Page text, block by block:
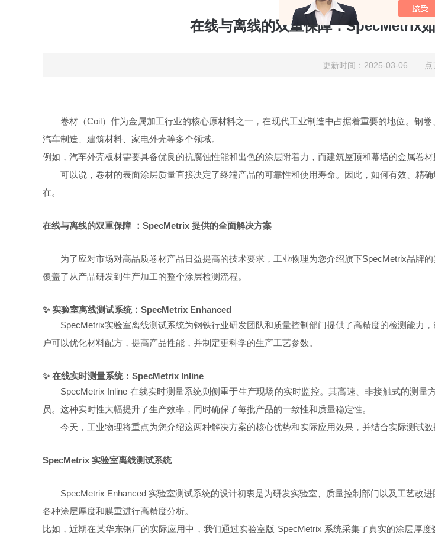
在线与离线的双重保障：SpecMetrix
更新时间：2025-03-06 点
卷材（Coil）作为金属加工行业的核心原材料之一，在现代工业制造中占据着重要的地位。钢
汽车制造、建筑材料、家电外壳等多个领域。
例如，汽车外壳板材需要具备优良的抗腐蚀性能和出色的涂层附着力，而建筑屋顶和幕墙的金属卷
可以说，卷材的表面涂层质量直接决定了终端产品的可靠性和使用寿命。因此，如何有效、精
在。
在线与离线的双重保障 ： SpecMetrix 提供的全面解决方案
为了应对市场对高品质卷材产品日益提高的技术要求，工业物理为您介绍旗下SpecMetrix品牌
覆盖了从产品研发到生产加工的整个涂层检测流程。
✨ 实验室离线测试系统： SpecMetrix Enhanced
SpecMetrix实验室离线测试系统为钢铁行业研发团队和质量控制部门提供了高精度的检测能力
户可以优化材料配方，提高产品性能，并制定更科学的生产工艺参数。
✨ 在线实时测量系统： SpecMetrix Inline
SpecMetrix Inline 在线实时测量系统则侧重于生产现场的实时监控。其高速、非接触式的测
员。这种实时性大幅提升了生产效率，同时确保了每批产品的一致性和质量稳定性。
今天，工业物理将重点为您介绍这两种解决方案的核心优势和实际应用效果，并结合实际测试
SpecMetrix 实验室离线测试系统
SpecMetrix Enhanced 实验室测试系统的设计初衷是为研发实验室、质量控制部门以及工艺改
各种涂层厚度和膜重进行高精度分析。
比如，近期在某华东钢厂的实际应用中，我们通过实验室版 SpecMetrix 系统采集了真实的涂层厚